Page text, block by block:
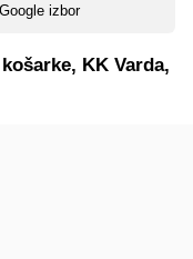
izbor
KK Varda,